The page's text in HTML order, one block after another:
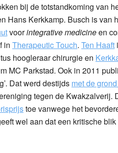
bij de totstandkoming van
Hans Kerkkamp. Busch is van
voorintegrative medicineen
in Therapeutic Touch. Ten Haaft
hoogleraar chirurgie en
MC Parkstad. Ook in 2011
Dat werd destijds met de
tegen de
toe vanwege het
wel aan dat een kritische